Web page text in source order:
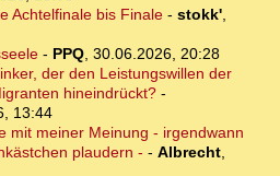
Achtelfinale bis Finale- stokk',
- PPQ, 30.06.2026, 20:28
der den Leistungswillen der
hineindrückt? -
13:44
mit meiner Meinung - irgendwann
plaudern - - Albrecht,